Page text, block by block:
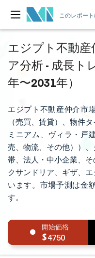
このレポー
エジプト不動産
ア分析 - 成長ト
年〜2031年）
エジプト不動産仲介市
（売買、賃貸）、物件
ミニアム、ヴィラ・戸
売、物流、その他））
帯、法人・中小企業、
クサンドリア、ギザ、
います。市場予測は金
す。
4750